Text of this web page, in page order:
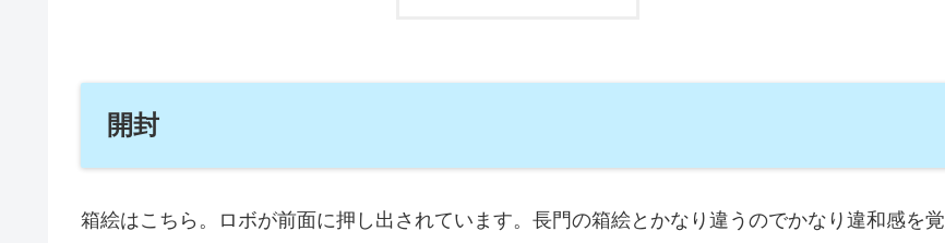
開封
箱絵はこちら。ロボが前面に押し出されています。長門の箱絵とかなり違うのでかなり違和感を覚